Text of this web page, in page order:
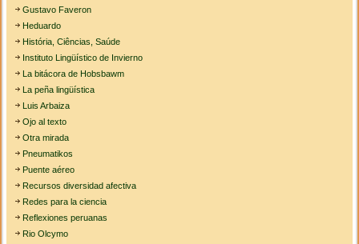
Gustavo Faveron
Heduardo
História, Ciências, Saúde
Instituto Lingüístico de Invierno
La bitácora de Hobsbawm
La peña lingüística
Luis Arbaiza
Ojo al texto
Otra mirada
Pneumatikos
Puente aéreo
Recursos diversidad afectiva
Redes para la ciencia
Reflexiones peruanas
Rio Olcymo